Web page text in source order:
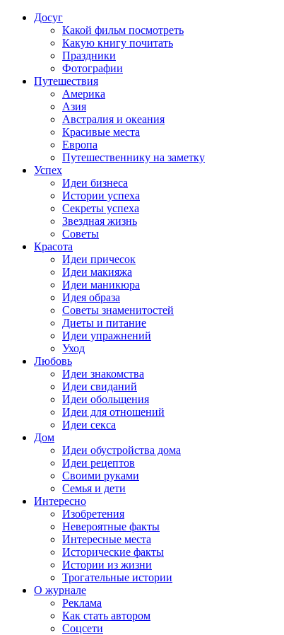
Досуг
Какой фильм посмотреть
Какую книгу почитать
Праздники
Фотографии
Путешествия
Америка
Азия
Австралия и океания
Красивые места
Европа
Путешественнику на заметку
Успех
Идеи бизнеса
Истории успеха
Секреты успеха
Звездная жизнь
Советы
Красота
Идеи причесок
Идеи макияжа
Идеи маникюра
Идея образа
Советы знаменитостей
Диеты и питание
Идеи упражнений
Уход
Любовь
Идеи знакомства
Идеи свиданий
Идеи обольщения
Идеи для отношений
Идеи секса
Дом
Идеи обустройства дома
Идеи рецептов
Своими руками
Семья и дети
Интересно
Изобретения
Невероятные факты
Интересные места
Исторические факты
Истории из жизни
Трогательные истории
О журнале
Реклама
Как стать автором
Соцсети